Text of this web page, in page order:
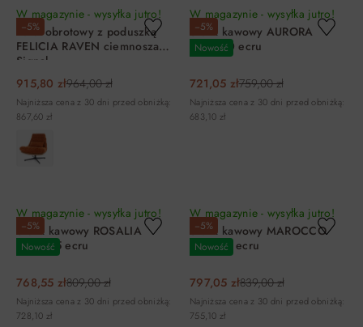
−5%
W magazynie - wysyłka jutro!
Fotel obrotowy z poduszką
FELICIA RAVEN ciemnoszary
Signal
915,80 zł964,00 zł
Najniższa cena z 30 dni przed obniżką:
867,60 zł
−5%
Nowość
W magazynie - wysyłka jutro!
Stolik kawowy AURORA
FI45X50 ecru
721,05 zł759,00 zł
Najniższa cena z 30 dni przed obniżką:
683,10 zł
−5%
Nowość
W magazynie - wysyłka jutro!
Stolik kawowy ROSALIA
FI80X45 ecru
768,55 zł809,00 zł
Najniższa cena z 30 dni przed obniżką:
728,10 zł
−5%
Nowość
W magazynie - wysyłka jutro!
Stolik kawowy MAROCCO
120X60 ecru
797,05 zł839,00 zł
Najniższa cena z 30 dni przed obniżką:
755,10 zł